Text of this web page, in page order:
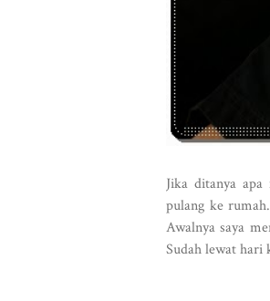
Jika ditanya
pulang ke
Awalnya saya
Sudah lewat hari